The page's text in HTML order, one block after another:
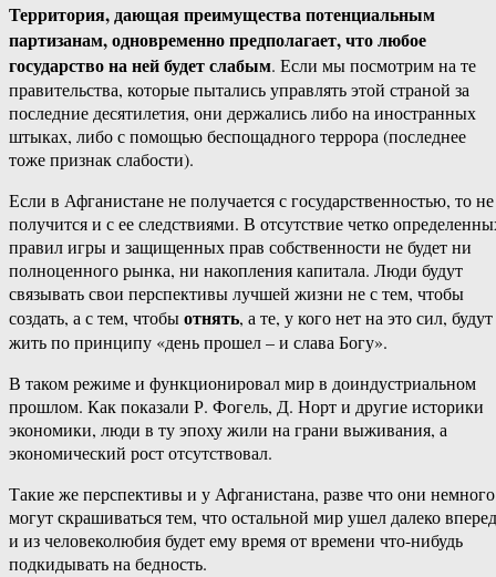
Территория, дающая преимущества потенциальным
партизанам, одновременно предполагает, что любое
государство на ней будет слабым. Если мы посмотрим на те
правительства, которые пытались управлять этой страной за
последние десятилетия, они держались либо на иностранных
штыках, либо с помощью беспощадного террора (последнее
тоже признак слабости).
Если в Афганистане не получается с государственностью, то не
получится и с ее следствиями. В отсутствие четко
правил игры и защищенных прав собственности не будет ни
полноценного рынка, ни накопления капитала. Люди будут
связывать свои перспективы лучшей жизни не с тем, чтобы
создать, а с тем, чтобыотнять, а те, у кого нет на это сил, будут
жить по принципу «день прошел – и слава Богу».
В таком режиме и функционировал мир в доиндустриальном
прошлом. Как показали Р. Фогель, Д. Норт и другие историки
экономики, люди в ту эпоху жили на грани выживания, а
экономический рост отсутствовал.
Такие же перспективы и у Афганистана, разве что они немного
могут скрашиваться тем, что остальной мир ушел далеко вперед
и из человеколюбия будет ему время от времени что-нибудь
подкидывать на бедность.